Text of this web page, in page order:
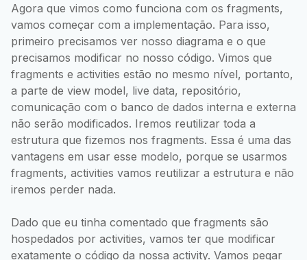
Agora que vimos como funciona com os fragments,
vamos começar com a implementação. Para isso,
primeiro precisamos ver nosso diagrama e o que
precisamos modificar no nosso código. Vimos que
fragments e activities estão no mesmo nível, portanto,
a parte de view model, live data, repositório,
comunicação com o banco de dados interna e externa
não serão modificados. Iremos reutilizar toda a
estrutura que fizemos nos fragments. Essa é uma das
vantagens em usar esse modelo, porque se usarmos
fragments, activities vamos reutilizar a estrutura e não
iremos perder nada.
Dado que eu tinha comentado que fragments são
hospedados por activities, vamos ter que modificar
exatamente o código da nossa activity. Vamos pegar